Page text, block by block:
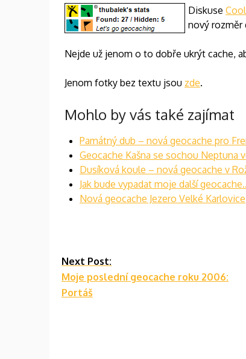
Diskuse
nový rozměr
Nejde už jenom o to dobře ukrýt cache,
Jenom fotky bez textu jsou zde.
Mohlo by vás také zajímat
Památný dub – nová geocache pro
Geocache Kašna se sochou Neptuna
Dusíková koule – nová geocache v
Jak bude vypadat moje další
Nová geocache Jezero Velké Karlovice
Continue
Reading
Next Post:
Moje poslední geocache roku 2006:
Portáš